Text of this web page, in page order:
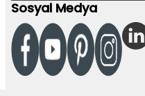
Sosyal Medya